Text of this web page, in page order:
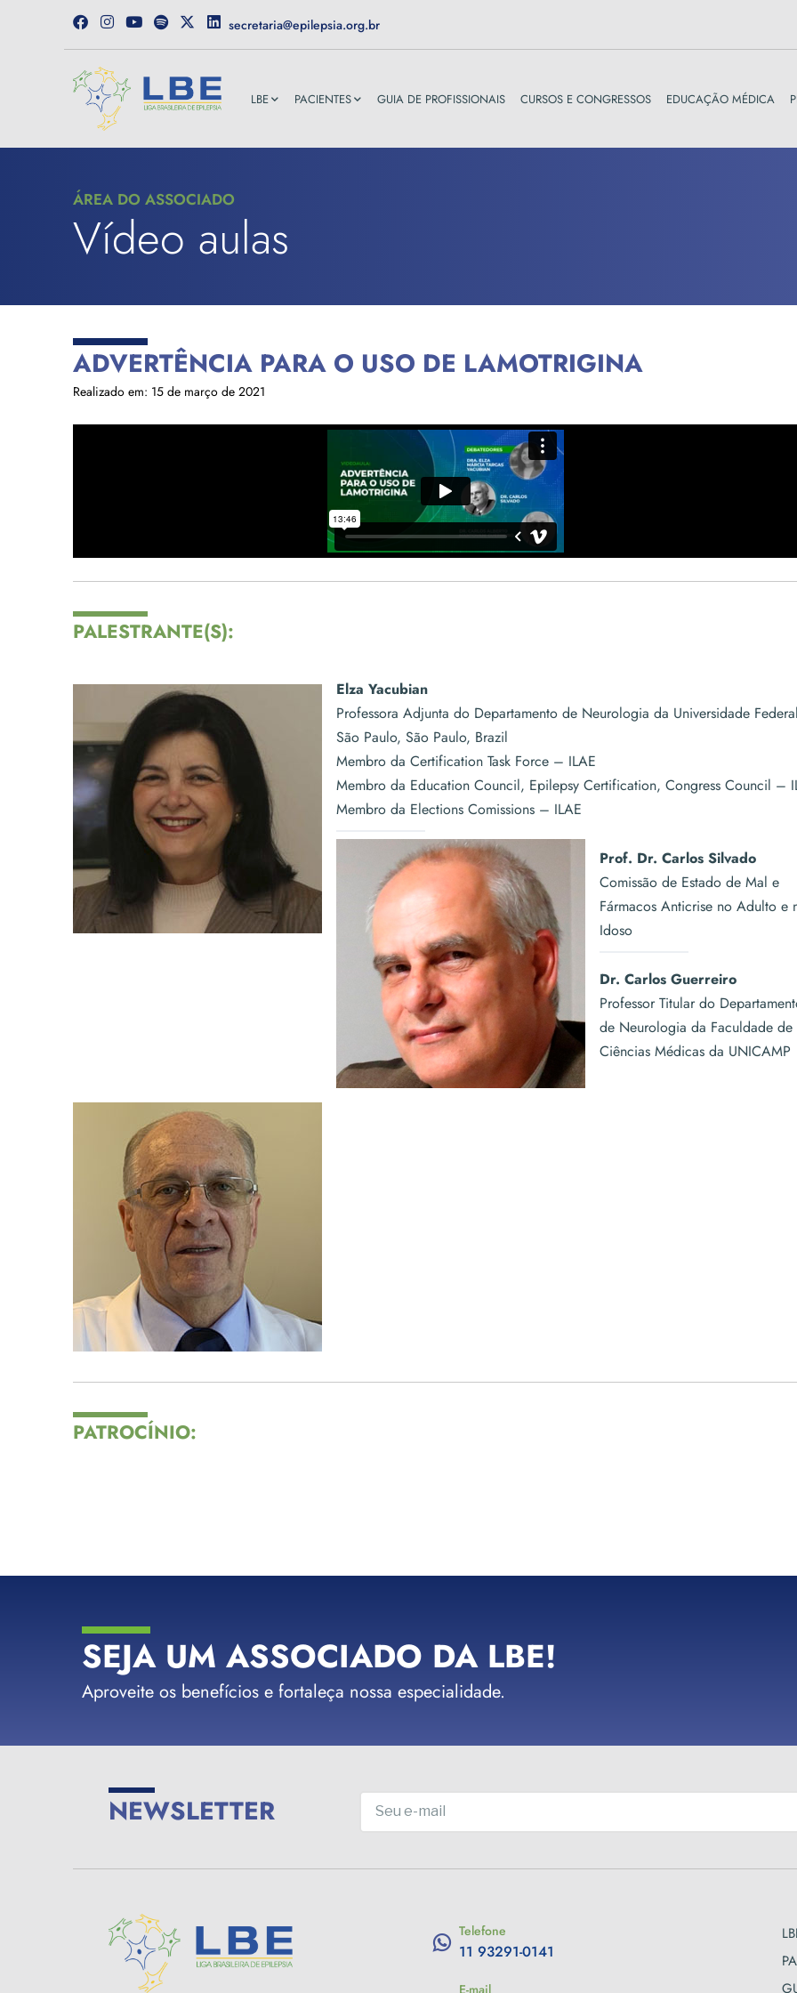
secretaria@epilepsia.org.br
LBE PACIENTES GUIA DE PROFISSIONAIS CURSOS E CONGRESSOS EDUCAÇÃO MÉDICA
ÁREA DO ASSOCIADO
Vídeo aulas
ADVERTÊNCIA PARA O USO DE LAMOTRIGINA
Realizado em: 15 de março de 2021
PALESTRANTE(S):
Elza Yacubian
Professora Adjunta do Departamento de Neurologia da Universidade
São Paulo, São Paulo, Brazil
Membro da Certification Task Force – ILAE
Membro da Education Council, Epilepsy Certification, Congress Council –
Membro da Elections Comissions – ILAE
Prof. Dr. Carlos Silvado
Comissão de Estado de Mal e
Fármacos Anticrise no Adulto e
Idoso
Dr. Carlos Guerreiro
Professor Titular do
de Neurologia da Faculdade de
Ciências Médicas da UNICAMP
PATROCÍNIO:
SEJA UM ASSOCIADO DA LBE!
Aproveite os benefícios e fortaleça nossa especialidade.
NEWSLETTER
Telefone
11 93291-0141
E-mail